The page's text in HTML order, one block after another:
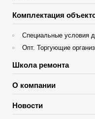
Комплектация
Специальные условия
Опт. Торгующие
Школа ремонта
О компании
Новости